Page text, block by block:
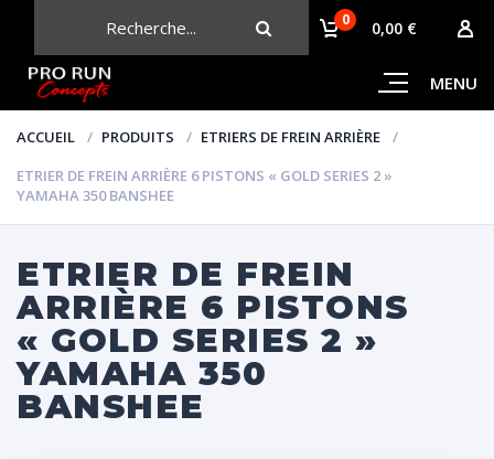
MENU
CHERCHER
0 0,00 €
ACCUEIL PRODUITS
ETRIERS DE FREIN ARRIÈRE
ETRIER DE FREIN ARRIÈRE 6 PISTONS « GOLD SERIES 2 »
YAMAHA 350 BANSHEE
ETRIER DE FREIN
ARRIÈRE 6 PISTONS
« GOLD SERIES 2 »
YAMAHA 350
BANSHEE